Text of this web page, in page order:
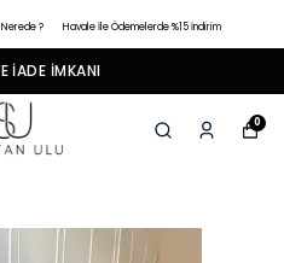
? Havale İle Ödemelerde %15 İndirim
İADE İMKANI
0